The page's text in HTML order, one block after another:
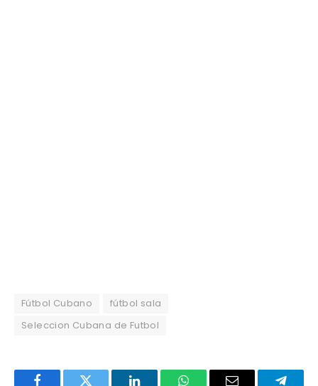
Fútbol Cubano
fútbol sala
Seleccion Cubana de Futbol